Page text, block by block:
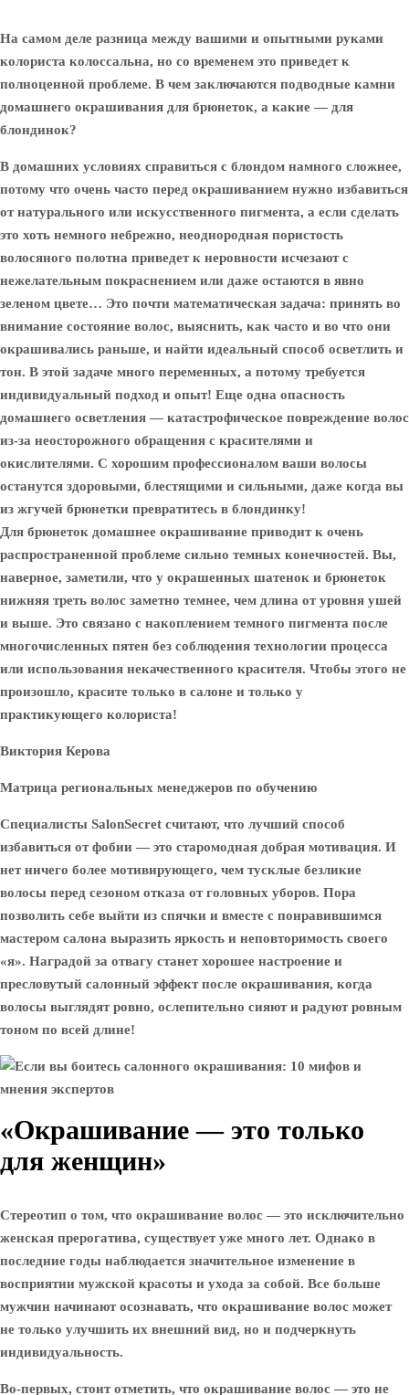
На самом деле разница между вашими и опытными руками
колориста колоссальна, но со временем это приведет к
полноценной проблеме. В чем заключаются подводные камни
домашнего окрашивания для брюнеток, а какие — для
блондинок?
В домашних условиях справиться с блондом намного сложнее,
потому что очень часто перед окрашиванием нужно избавиться
от натурального или искусственного пигмента, а если сделать
это хоть немного небрежно, неоднородная пористость
волосяного полотна приведет к неровности исчезают с
нежелательным покраснением или даже остаются в явно
зеленом цвете… Это почти математическая задача: принять во
внимание состояние волос, выяснить, как часто и во что они
окрашивались раньше, и найти идеальный способ осветлить и
тон. В этой задаче много переменных, а потому требуется
индивидуальный подход и опыт! Еще одна опасность
домашнего осветления — катастрофическое повреждение волос
из-за неосторожного обращения с красителями и
окислителями. С хорошим профессионалом ваши волосы
останутся здоровыми, блестящими и сильными, даже когда вы
из жгучей брюнетки превратитесь в блондинку!
Для брюнеток домашнее окрашивание приводит к очень
распространенной проблеме сильно темных конечностей. Вы,
наверное, заметили, что у окрашенных шатенок и брюнеток
нижняя треть волос заметно темнее, чем длина от уровня ушей
и выше. Это связано с накоплением темного пигмента после
многочисленных пятен без соблюдения технологии процесса
или использования некачественного красителя. Чтобы этого не
произошло, красите только в салоне и только у
практикующего колориста!
Виктория Керова
Матрица региональных менеджеров по обучению
Специалисты SalonSecret считают, что лучший способ
избавиться от фобии — это старомодная добрая мотивация. И
нет ничего более мотивирующего, чем тусклые безликие
волосы перед сезоном отказа от головных уборов. Пора
позволить себе выйти из спячки и вместе с понравившимся
мастером салона выразить яркость и неповторимость своего
«я». Наградой за отвагу станет хорошее настроение и
пресловутый салонный эффект после окрашивания, когда
волосы выглядят ровно, ослепительно сияют и радуют ровным
тоном по всей длине!
«Окрашивание — это только
для женщин»
Стереотип о том, что окрашивание волос — это исключительно
женская прерогатива, существует уже много лет. Однако в
последние годы наблюдается значительное изменение в
восприятии мужской красоты и ухода за собой. Все больше
мужчин начинают осознавать, что окрашивание волос может
не только улучшить их внешний вид, но и подчеркнуть
индивидуальность.
Во-первых, стоит отметить, что окрашивание волос — это не